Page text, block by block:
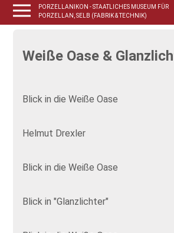
PORZELLANIKON - STAATLICHES MUSEUM FÜR
PORZELLAN, SELB (FABRIK & TECHNIK)
Weiße Oase &
Blick in die Weiße Oase
Helmut Drexler
Blick in die Weiße Oase
Blick in "Glanzlichter"